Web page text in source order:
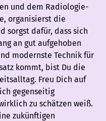
und dem Radiologie-
organisierst die
sorgst dafür, dass sich
an gut aufgehoben
modernste Technik für
kommt, bist Du die
Freu Dich auf
gegenseitig
zu schätzen weiß.
zukünftigen